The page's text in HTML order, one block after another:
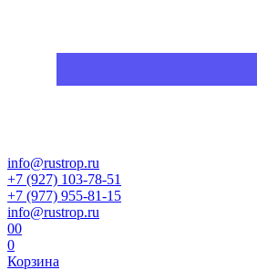
info@rustrop.ru
+7 (927) 103-78-51
+7 (977) 955-81-15
info@rustrop.ru
00
0
Корзина